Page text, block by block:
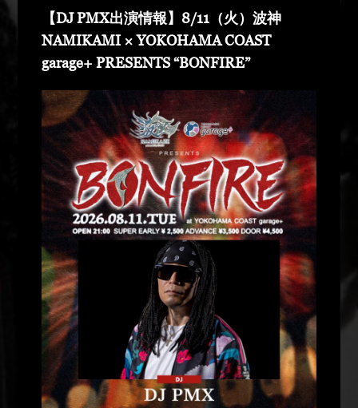
【DJ PMX出演情報】8/11（火）波神
NAMIKAMI × YOKOHAMA COAST
garage+ PRESENTS “BONFIRE”